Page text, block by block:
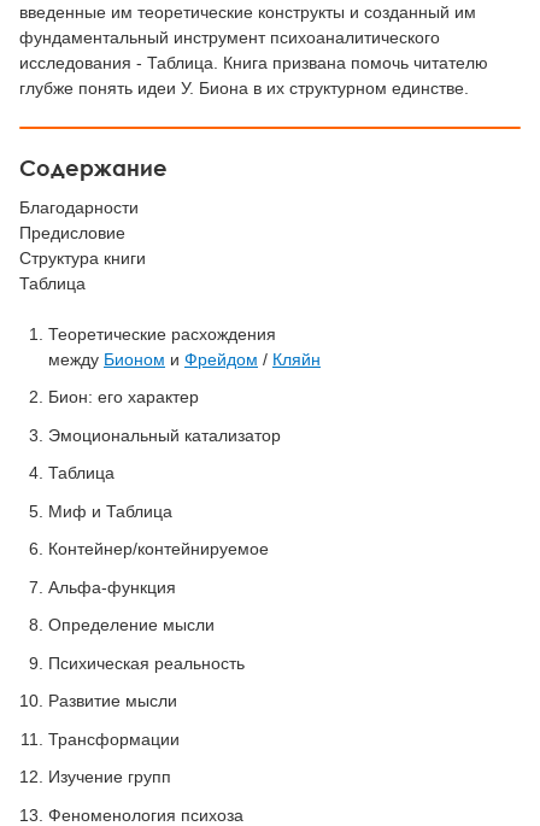
введенные им теоретические конструкты и созданный им
фундаментальный инструмент психоаналитического
исследования - Таблица. Книга призвана помочь читателю
глубже понять идеи У. Биона в их структурном единстве.
Содержание
Благодарности
Предисловие
Структура книги
Таблица
Теоретические расхождения
между Бионом и Фрейдом / Кляйн
Бион: его характер
Эмоциональный катализатор
Таблица
Миф и Таблица
Контейнер/контейнируемое
Альфа-функция
Определение мысли
Психическая реальность
Развитие мысли
Трансформации
Изучение групп
Феноменология психоза